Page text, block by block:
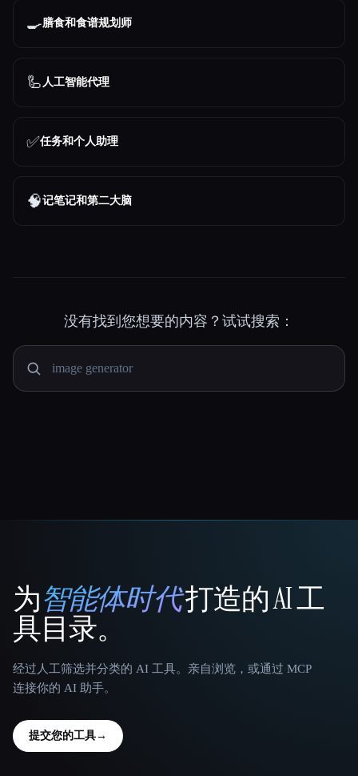
🍳膳食和食谱规划师
🦾 人工智能代理
✅任务和个人助理
🧠记笔记和第二大脑
没有找到您想要的内容？试试搜索：
That AI Collection
为智能体时代打造的 AI 工
具目录。
经过人工筛选并分类的 AI 工具。亲自浏览，或通过 MCP
连接你的 AI 助手。
提交您的工具→